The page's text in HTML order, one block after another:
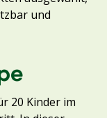
und
20 Kinder im